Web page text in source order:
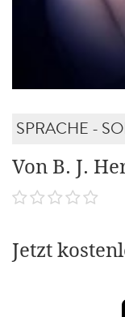
SPRACHE -
Von B. J.
Jetzt